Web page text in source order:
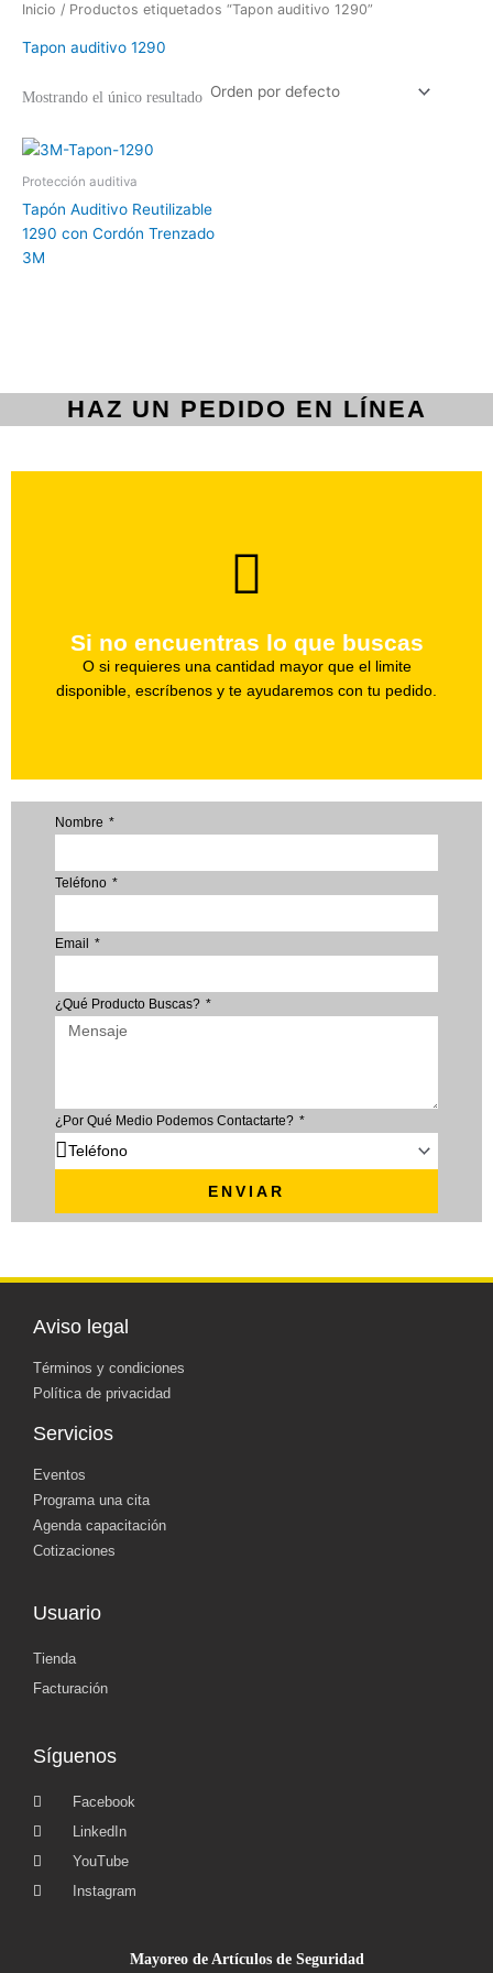
Inicio / Productos etiquetados “Tapon auditivo 1290”
Tapon auditivo 1290
Mostrando el único resultado
Protección auditiva
Tapón Auditivo Reutilizable
1290 con Cordón Trenzado
3M
HAZ UN PEDIDO EN LÍNEA
Si no encuentras lo que buscas
O si requieres una cantidad mayor que el limite
disponible, escríbenos y te ayudaremos con tu pedido.
Haz tu pedido
Nombre
Teléfono
Email
¿Qué Producto Buscas?
¿Por Qué Medio Podemos Contactarte?
ENVIAR
Aviso legal
Términos y condiciones
Política de privacidad
Servicios
Eventos
Programa una cita
Agenda capacitación
Cotizaciones
Usuario
Tienda
Facturación
Síguenos
Facebook
LinkedIn
YouTube
Instagram
Mayoreo de Artículos de Seguridad